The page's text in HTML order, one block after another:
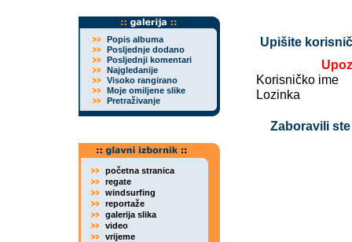
Popis albuma
Posljednje dodano
Posljednji komentari
Najgledanije
Visoko rangirano
Moje omiljene slike
Pretraživanje
početna stranica
regate
windsurfing
reportaže
galerija slika
video
vrijeme
Upišite
Korisničko ime
Lozinka
Zaboravili